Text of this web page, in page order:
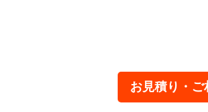
お見積り・